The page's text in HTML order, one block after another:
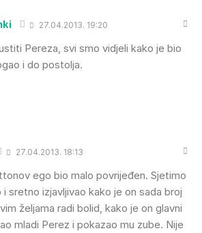
27.04.2013. 19:20
Pereza, svi smo vidjeli kako je bio
i do postolja.
27.04.2013. 18:13
ego bio malo povrijeđen. Sjetimo
sretno izjavljivao kako je on sada broj
željama radi bolid, kako je on glavni
mladi Perez i pokazao mu zube. Nije